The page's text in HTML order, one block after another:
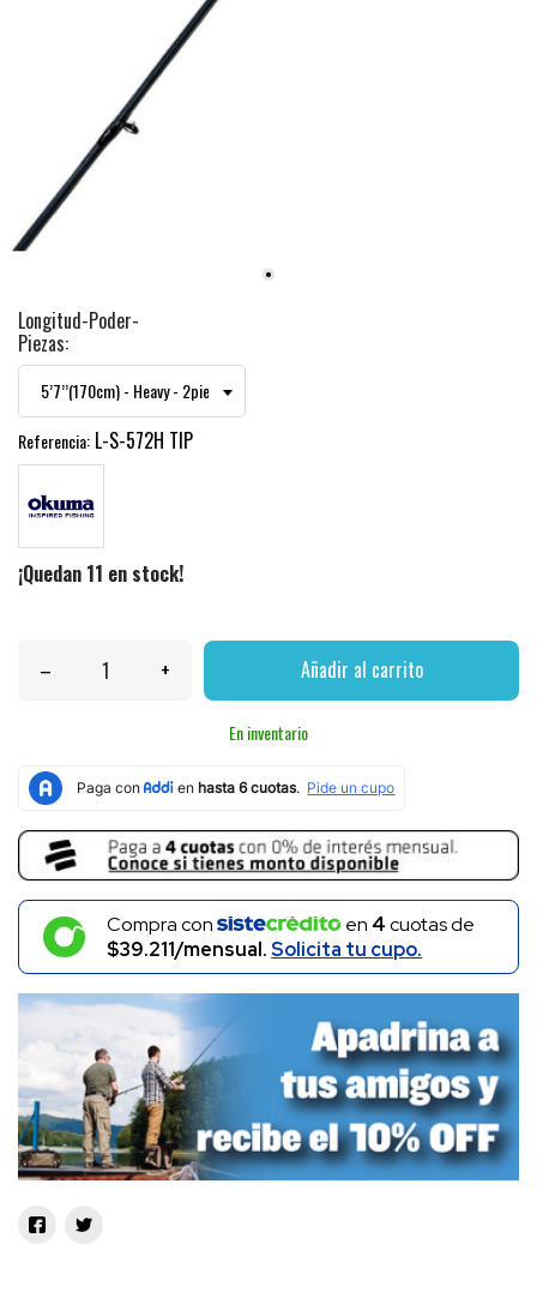
Longitud-Poder-
Piezas:
Referencia: L-S-572H TIP
¡Quedan 11 en stock!
– + Añadir al carrito
En inventario
Compra con en 4cuotas de
$39.211/mensual.Solicita tu cupo.